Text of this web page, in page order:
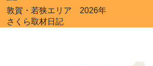
敦賀・若狭エリア 2026年
さくら取材日記